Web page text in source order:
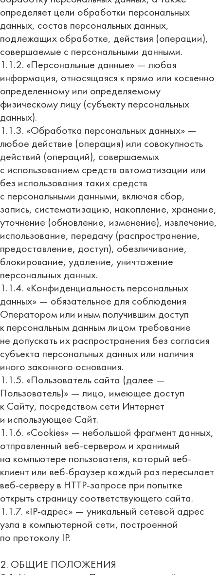
определяет цели обработки персональных
данных, состав персональных данных,
подлежащих обработке, действия (операции),
совершаемые с персональными данными.
1.1.2. «Персональные данные» — любая
информация, относящаяся к прямо или косвенно
определенному или определяемому
физическому лицу (субъекту персональных
данных).
1.1.3. «Обработка персональных данных» —
любое действие (операция) или совокупность
действий (операций), совершаемых
с использованием средств автоматизации или
без использования таких средств
с персональными данными, включая сбор,
запись, систематизацию, накопление, хранение,
уточнение (обновление, изменение), извлечение,
использование, передачу (распространение,
предоставление, доступ), обезличивание,
блокирование, удаление, уничтожение
персональных данных.
1.1.4. «Конфиденциальность персональных
данных» — обязательное для соблюдения
Оператором или иным получившим доступ
к персональным данным лицом требование
не допускать их распространения без согласия
субъекта персональных данных или наличия
иного законного основания.
1.1.5. «Пользователь сайта (далее —
Пользователь)» — лицо, имеющее доступ
к Сайту, посредством сети Интернет
и использующее Сайт.
1.1.6. «Cookies» — небольшой фрагмент данных,
отправленный веб-сервером и хранимый
на компьютере пользователя, который веб-
клиент или веб-браузер каждый раз пересылает
веб-серверу в HTTP-запросе при попытке
открыть страницу соответствующего сайта.
1.1.7. «IP-адрес» — уникальный сетевой адрес
узла в компьютерной сети, построенной
по протоколу IP.
2. ОБЩИЕ ПОЛОЖЕНИЯ